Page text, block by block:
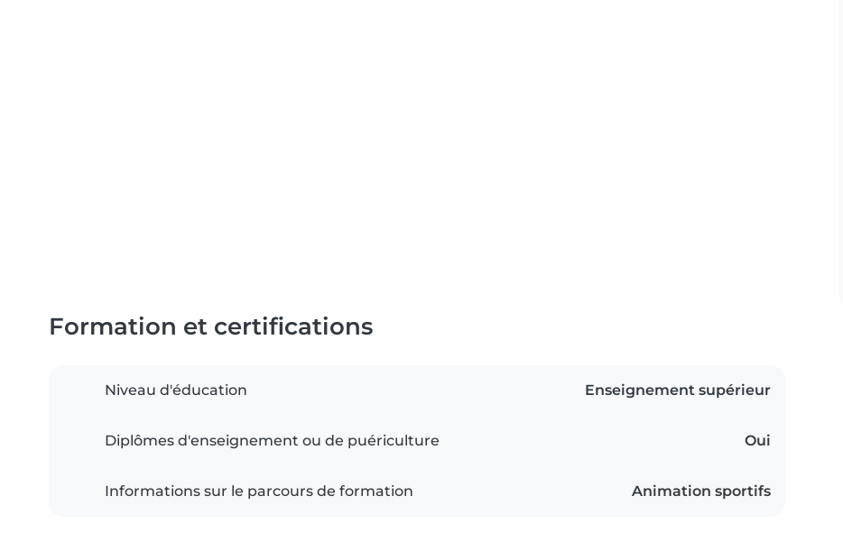
Formation et certifications
Niveau d'éducation Enseignement supérieur
Diplômes d'enseignement ou de puériculture Oui
Informations sur le parcours de formation Animation sportifs